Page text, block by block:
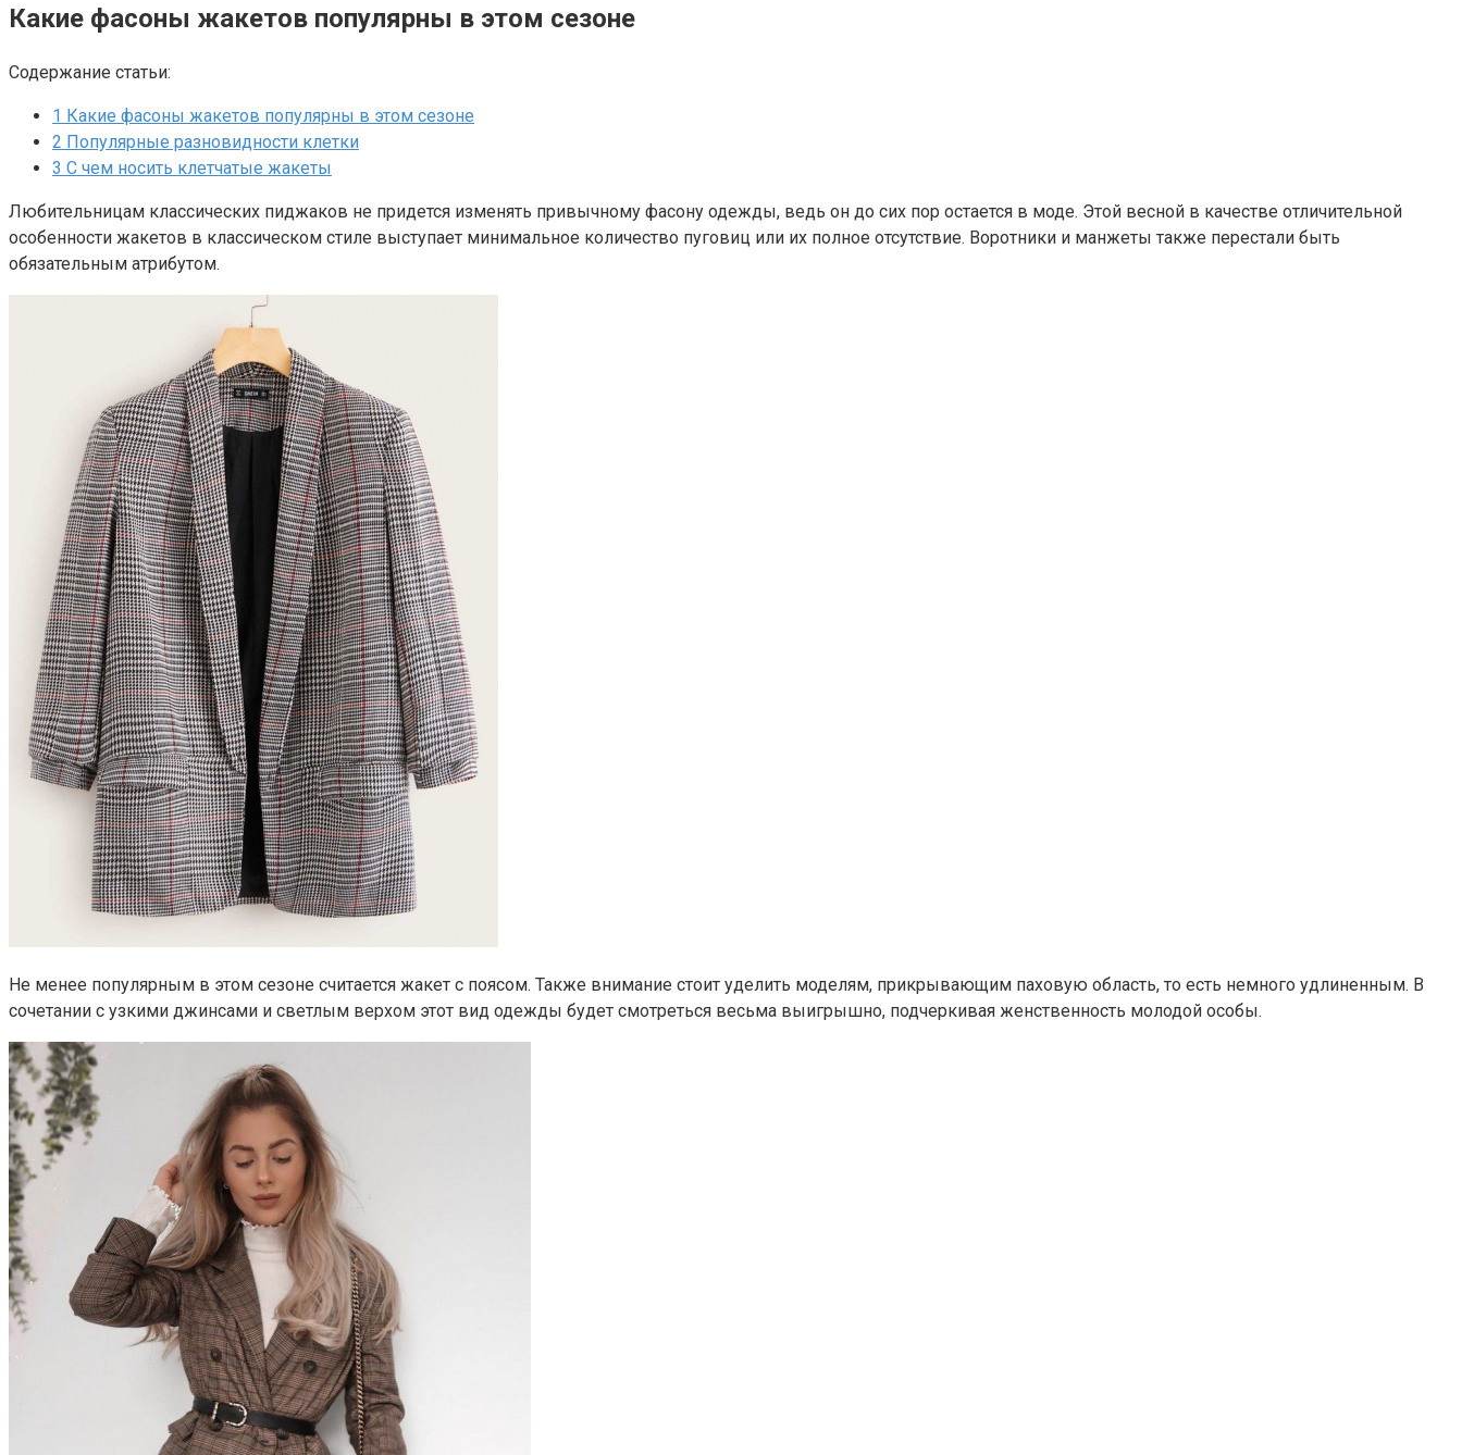
Какие фасоны жакетов популярны в этом сезоне
Содержание статьи:
1 Какие фасоны жакетов популярны в этом сезоне
2 Популярные разновидности клетки
3 С чем носить клетчатые жакеты
Любительницам классических пиджаков не придется изменять привычному фасону одежды, ведь он до сих пор остается в моде. Этой весной в качестве отличительной
особенности жакетов в классическом стиле выступает минимальное количество пуговиц или их полное отсутствие. Воротники и манжеты также перестали быть
обязательным атрибутом.
Не менее популярным в этом сезоне считается жакет с поясом. Также внимание стоит уделить моделям, прикрывающим паховую область, то есть немного удлиненным. В
сочетании с узкими джинсами и светлым верхом этот вид одежды будет смотреться весьма выигрышно, подчеркивая женственность молодой особы.